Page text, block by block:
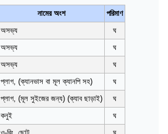
নামের অংশ
পরিমাণ
অসভ্য
ঘ
অসভ্য
ঘ
অসভ্য
ঘ
প্লাগ, (ক্যানভাস বা মূল ক্যানপি সহ)
ঘ
প্লাগ, (মূল সুইজের জন্য) (ক্যাব ছাড়াই)
ঘ
কনুই
ঘ